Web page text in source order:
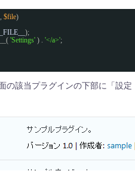
, $file)
__FILE__ );
'Settings' ) . '</a>';
の該当プラグインの下部に「設定